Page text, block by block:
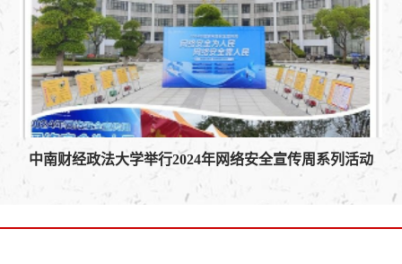
中南财经政法大学举行2024年网络安全宣传周系列活动